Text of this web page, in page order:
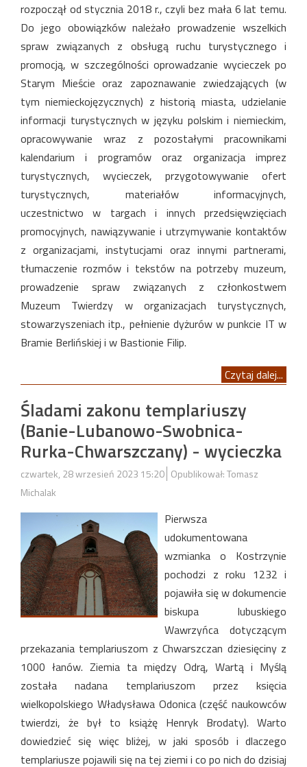
rozpoczął od stycznia 2018 r., czyli bez mała 6 lat temu.
Do jego obowiązków należało prowadzenie wszelkich
spraw związanych z obsługą ruchu turystycznego i
promocją, w szczególności oprowadzanie wycieczek po
Starym Mieście oraz zapoznawanie zwiedzających (w
tym niemieckojęzycznych) z historią miasta, udzielanie
informacji turystycznych w języku polskim i niemieckim,
opracowywanie wraz z pozostałymi pracownikami
kalendarium i programów oraz organizacja imprez
turystycznych, wycieczek, przygotowywanie ofert
turystycznych, materiałów informacyjnych,
uczestnictwo w targach i innych przedsięwzięciach
promocyjnych, nawiązywanie i utrzymywanie kontaktów
z organizacjami, instytucjami oraz innymi partnerami,
tłumaczenie rozmów i tekstów na potrzeby muzeum,
prowadzenie spraw związanych z członkostwem
Muzeum Twierdzy w organizacjach turystycznych,
stowarzyszeniach itp., pełnienie dyżurów w punkcie IT w
Bramie Berlińskiej i w Bastionie Filip.
Czytaj dalej...
Śladami zakonu templariuszy
(Banie-Lubanowo-Swobnica-
Rurka-Chwarszczany) - wycieczka
czwartek, 28 wrzesień 2023 15:20 Opublikował: Tomasz
Michalak
Pierwsza
udokumentowana
wzmianka o Kostrzynie
pochodzi z roku 1232 i
pojawiła się w dokumencie
biskupa lubuskiego
Wawrzyńca dotyczącym
przekazania templariuszom z Chwarszczan dziesięciny z
1000 łanów. Ziemia ta między Odrą, Wartą i Myślą
została nadana templariuszom przez księcia
wielkopolskiego Władysława Odonica (część naukowców
twierdzi, że był to książę Henryk Brodaty). Warto
dowiedzieć się więc bliżej, w jaki sposób i dlaczego
templariusze pojawili się na tej ziemi i co po nich do dzisiaj